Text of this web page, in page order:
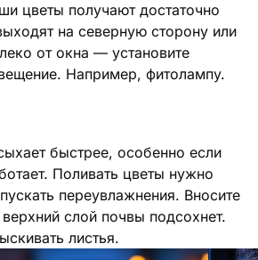
цветы получают достаточно
на северную сторону или
от окна — установите
Например, фитолампу.
быстрее, особенно если
Поливать цветы нужно
переувлажнения. Вносите
слой почвы подсохнет.
листья.